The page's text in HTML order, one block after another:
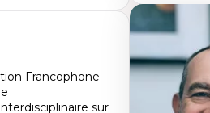
Francophone
sur
Expertises
Études
des